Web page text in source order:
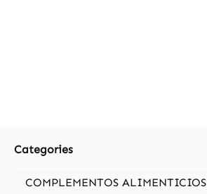
Categories
COMPLEMENTOS ALIMENTICIOS